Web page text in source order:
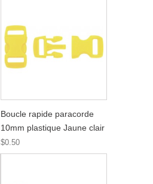
Boucle rapide paracorde
10mm plastique Jaune clair
$0.50